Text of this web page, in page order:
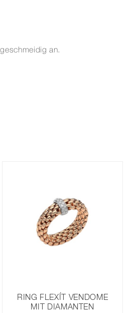
an.
RING FLEXÍT VENDOME
MIT DIAMANTEN